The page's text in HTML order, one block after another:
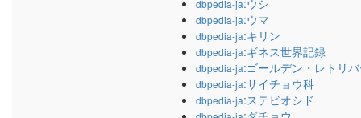
dbpedia-ja:ウシ
dbpedia-ja:ウマ
dbpedia-ja:キリン
dbpedia-ja:ギネス世界記録
dbpedia-ja:ゴールデン・レトリ
dbpedia-ja:サイチョウ科
dbpedia-ja:ステビオシド